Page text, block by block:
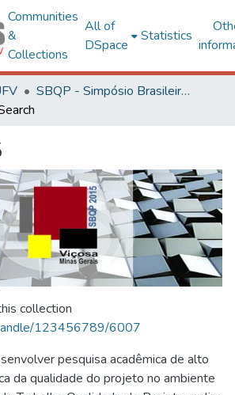
Communities
&
Collections
All of
DSpace
Statistics
SBQP - Simpósio Brasileiro de Qualidade do Projeto no Ambiente Construído
collection
123456789/6007
pesquisa acadêmica de alto
da qualidade do projeto no ambiente